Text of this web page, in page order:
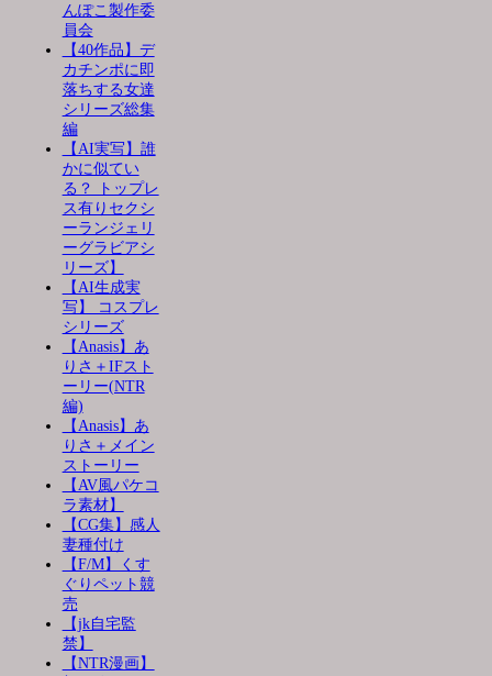
んぽこ製作委
員会
【40作品】デ
カチンポに即
落ちする女達
シリーズ総集
編
【AI実写】誰
かに似てい
る？ トップレ
ス有りセクシ
ーランジェリ
ーグラビアシ
リーズ】
【AI生成実
写】 コスプレ
シリーズ
【Anasis】あ
りさ＋IFスト
ーリー(NTR
編)
【Anasis】あ
りさ＋メイン
ストーリー
【AV風パケコ
ラ素材】
【CG集】感人
妻種付け
【F/M】くす
ぐりペット競
売
【jk自宅監
禁】
【NTR漫画】